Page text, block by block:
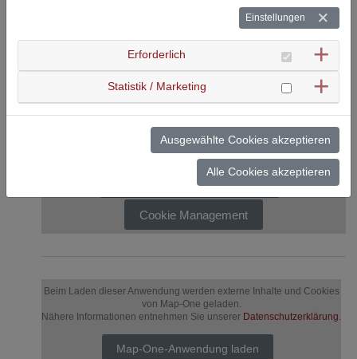
Unser Imagefilm!
Beim Laden des Videos werden externe Inhalte und Cookies von
YouTube geladen.
Nähere Informationen entnehmen Sie unserer
Datenschutzerklärung
Dieses YouTube-Video laden
Cookie Management
Beim Laden dieser Anwendung werden externe Inhalte und Cookies
von Map-One geladen.
Nähere Informationen entnehmen Sie unserer Datenschutzerklärung.
Map-One-Anwendung laden
Einstellungen
Erforderlich
Statistik / Marketing
Ausgewählte Cookies akzeptieren
Alle Cookies akzeptieren